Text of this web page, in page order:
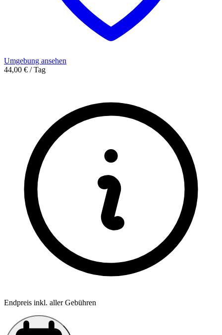
Umgebung ansehen
44,00 € / Tag
Endpreis inkl. aller Gebühren